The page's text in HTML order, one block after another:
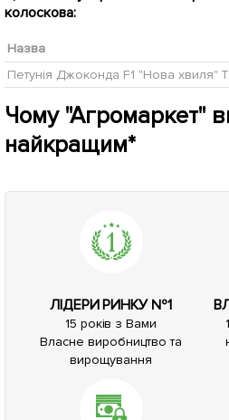
колоскова:
Назва
Чому "Агромаркет"
найкращим*
ЛІДЕРИ РИНКУ №1
15 років з Вами
Власне виробництво та
вирощування